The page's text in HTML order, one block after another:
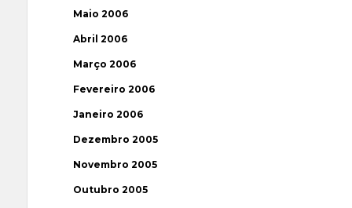
Maio 2006
Abril 2006
Março 2006
Fevereiro 2006
Janeiro 2006
Dezembro 2005
Novembro 2005
Outubro 2005